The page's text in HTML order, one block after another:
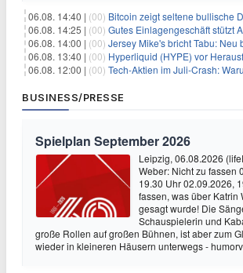
06.08. 14:40 | (00) Bitcoin zeigt seltene bullische
06.08. 14:25 | (00) Gutes Einlagengeschäft stützt
06.08. 14:00 | (00) Jersey Mike's bricht Tabu: Neu börsennotierte Sandwich-Kette startet
06.08. 13:40 | (00) Hyperliquid (HYPE) vor Herausforderungen: Analysten
06.08. 12:00 | (00) Tech-Aktien im Juli-Crash: Warum Profi-Investoren jetzt
BUSINESS/PRESSE
Spielplan September 2026
Leipzig, 06.08.2026
Weber: Nicht zu fassen
19.30 Uhr 02.09.2026,
fassen, was über Katrin
gesagt wurde! Die
Schauspielerin und
große Rollen auf großen Bühnen, ist aber zum
wieder in kleineren Häusern unterwegs -